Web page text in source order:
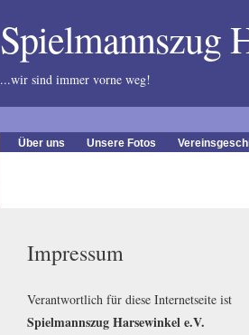
Spielmannszug
...wir sind immer vorne weg!
Über uns Unsere Fotos
Impressum
Verantwortlich für diese Internetseite ist
Spielmannszug Harsewinkel e.V.